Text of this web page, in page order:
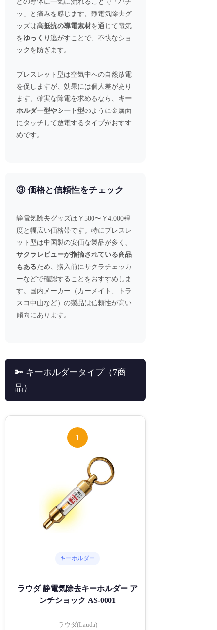
どの導体に一気に流れることで「バチ
ッ」と痛みを感じます。静電気除去グ
ッズは高抵抗の導電素材を通じて電気
をゆっくり逃がすことで、不快なショ
ックを防ぎます。
ブレスレット型は空気中への自然放電
を促しますが、効果には個人差があり
ます。確実な除電を求めるなら、 キー
ホルダー型やシート型のように金属面
にタッチして放電するタイプがおすす
めです。
③ 価格と信頼性をチェック
静電気除去グッズは￥500〜￥4,000程
度と幅広い価格帯です。特にブレスレ
ット型は中国製の安価な製品が多く、
サクラレビューが指摘されている商品
もあるため、購入前にサクラチェッカ
ーなどで確認することをおすすめしま
す。国内メーカー（カーメイト、トラ
スコ中山など）の製品は信頼性が高い
傾向にあります。
🔑 キーホルダータイプ（7商
品）
1
キーホルダー
ラウダ 静電気除去キーホルダー ア
ンチショック AS-0001
ラウダ(Lauda)